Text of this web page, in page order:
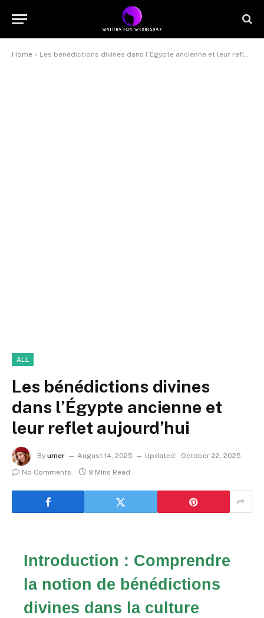
Home » Les bénédictions divines dans l’Égypte ancienne et leur reflet aujourd’hui
ALL
Les bénédictions divines
dans l’Égypte ancienne et
leur reflet aujourd’hui
By umer August 14, 2025 Updated:
October 22, 2025
No Comments
9 Mins Read
Introduction : Comprendre
la notion de bénédictions
divines dans la culture